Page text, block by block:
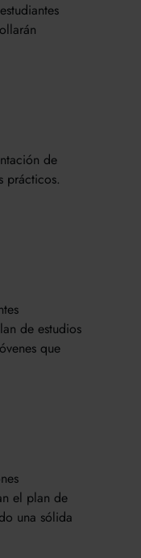
de
prácticos.
de estudios
que
el plan de
una sólida